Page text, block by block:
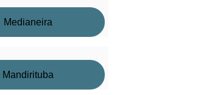
Medianeira
Mandirituba